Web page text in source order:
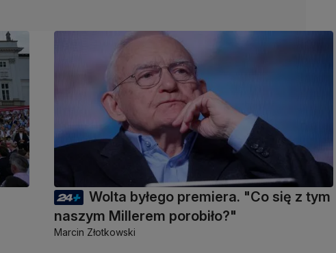
Wolta byłego premiera. "Co się z tym
naszym Millerem porobiło?"
Marcin Złotkowski